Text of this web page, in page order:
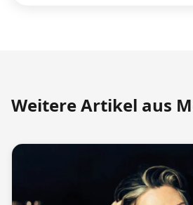
Weitere Artikel aus